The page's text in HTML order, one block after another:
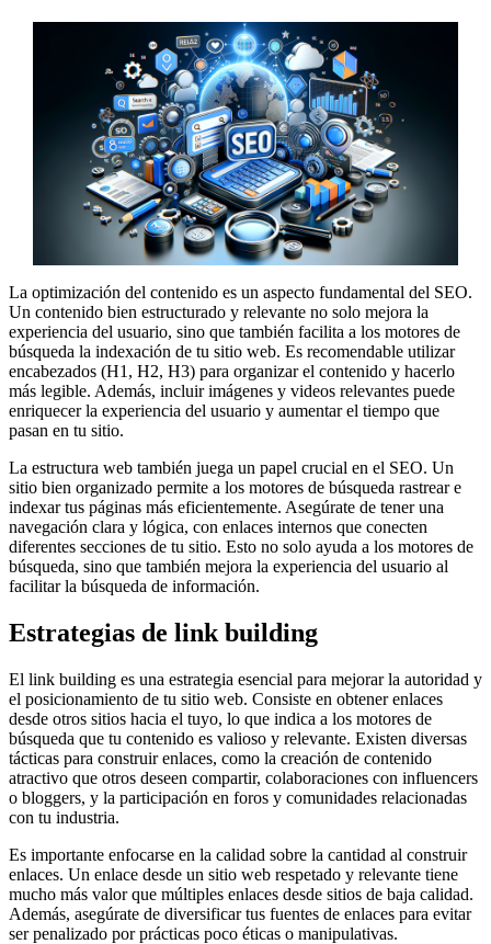
La optimización del contenido es un aspecto fundamental del SEO.
Un contenido bien estructurado y relevante no solo mejora la
experiencia del usuario, sino que también facilita a los motores de
búsqueda la indexación de tu sitio web. Es recomendable utilizar
encabezados (H1, H2, H3) para organizar el contenido y hacerlo
más legible. Además, incluir imágenes y videos relevantes puede
enriquecer la experiencia del usuario y aumentar el tiempo que
pasan en tu sitio.
La estructura web también juega un papel crucial en el SEO. Un
sitio bien organizado permite a los motores de búsqueda rastrear e
indexar tus páginas más eficientemente. Asegúrate de tener una
navegación clara y lógica, con enlaces internos que conecten
diferentes secciones de tu sitio. Esto no solo ayuda a los motores de
búsqueda, sino que también mejora la experiencia del usuario al
facilitar la búsqueda de información.
Estrategias de link building
El link building es una estrategia esencial para mejorar la autoridad y
el posicionamiento de tu sitio web. Consiste en obtener enlaces
desde otros sitios hacia el tuyo, lo que indica a los motores de
búsqueda que tu contenido es valioso y relevante. Existen diversas
tácticas para construir enlaces, como la creación de contenido
atractivo que otros deseen compartir, colaboraciones con influencers
o bloggers, y la participación en foros y comunidades relacionadas
con tu industria.
Es importante enfocarse en la calidad sobre la cantidad al construir
enlaces. Un enlace desde un sitio web respetado y relevante tiene
mucho más valor que múltiples enlaces desde sitios de baja calidad.
Además, asegúrate de diversificar tus fuentes de enlaces para evitar
ser penalizado por prácticas poco éticas o manipulativas.